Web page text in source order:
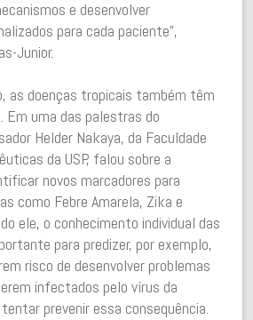
e desenvolver
para cada paciente”,
Junior.
as doenças tropicais também têm
Em uma das palestras do
Helder Nakaya, da Faculdade
da USP, falou sobre a
novos marcadores para
como Febre Amarela, Zika e
ele, o conhecimento individual das
para predizer, por exemplo,
risco de desenvolver problemas
infectados pelo vírus da
prevenir essa consequência.